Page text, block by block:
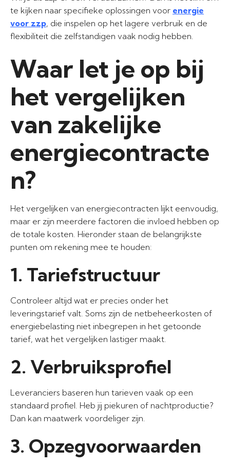
te kijken naar specifieke oplossingen voor energie
voor zzp, die inspelen op het lagere verbruik en de
flexibiliteit die zelfstandigen vaak nodig hebben.
Waar let je op bij
het vergelijken
van zakelijke
energiecontracte
n?
Het vergelijken van energiecontracten lijkt eenvoudig,
maar er zijn meerdere factoren die invloed hebben op
de totale kosten. Hieronder staan de belangrijkste
punten om rekening mee te houden:
1. Tariefstructuur
Controleer altijd wat er precies onder het
leveringstarief valt. Soms zijn de netbeheerkosten of
energiebelasting niet inbegrepen in het getoonde
tarief, wat het vergelijken lastiger maakt.
2. Verbruiksprofiel
Leveranciers baseren hun tarieven vaak op een
standaard profiel. Heb jij piekuren of nachtproductie?
Dan kan maatwerk voordeliger zijn.
3. Opzegvoorwaarden